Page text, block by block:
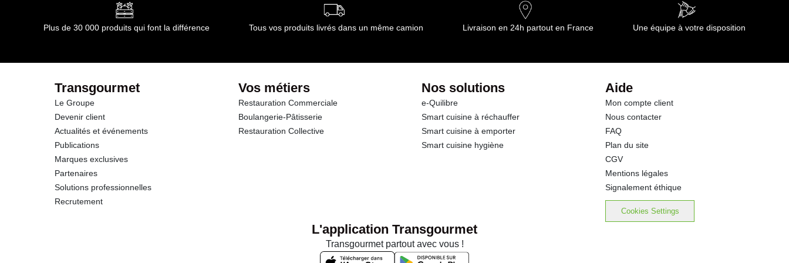
Plus de 30 000 produits qui font la différence Tous vos produits livrés dans un même camion Livraison en 24h partout en France Une équipe à votre disposition
Transgourmet
Le Groupe
Devenir client
Actualités et événements
Publications
Marques exclusives
Partenaires
Solutions professionnelles
Recrutement
Vos métiers
Restauration Commerciale
Boulangerie-Pâtisserie
Restauration Collective
Nos solutions
e-Quilibre
Smart cuisine à réchauffer
Smart cuisine à emporter
Smart cuisine hygiène
Aide
Mon compte client
Nous contacter
FAQ
Plan du site
CGV
Mentions légales
Signalement éthique
Cookies Settings
L'application Transgourmet
Transgourmet partout avec vous !